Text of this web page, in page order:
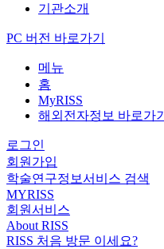
기관소개
PC 버전 바로가기
메뉴
홈
MyRISS
해외전자정보 바로가기
로그인
회원가입
학술연구정보서비스 검색
MYRISS
회원서비스
About RISS
RISS 처음 방문 이세요?